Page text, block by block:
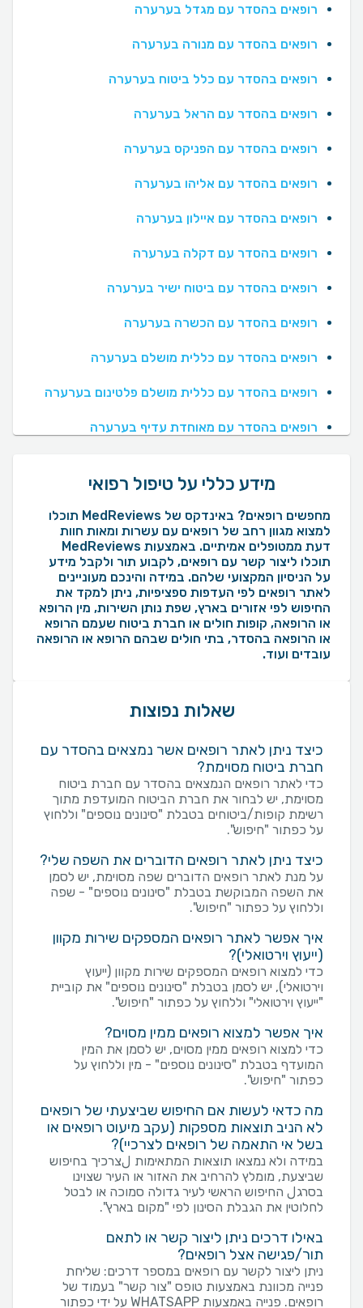
רופאים בהסדר עם מגדל בערערה
רופאים בהסדר עם מנורה בערערה
רופאים בהסדר עם כלל ביטוח בערערה
רופאים בהסדר עם הראל בערערה
רופאים בהסדר עם הפניקס בערערה
רופאים בהסדר עם אליהו בערערה
רופאים בהסדר עם איילון בערערה
רופאים בהסדר עם דקלה בערערה
רופאים בהסדר עם ביטוח ישיר בערערה
רופאים בהסדר עם הכשרה בערערה
רופאים בהסדר עם כללית מושלם בערערה
רופאים בהסדר עם כללית מושלם פלטינום בערערה
רופאים בהסדר עם מאוחדת עדיף בערערה
מידע כללי על טיפול רפואי
מחפשים רופאים? באינדקס של MedReviews תוכלו
למצוא מגוון רחב של רופאים עם עשרות ומאות חוות
דעת ממטופלים אמיתיים. באמצעות MedReviews
תוכלו ליצור קשר עם רופאים, לקבוע תור ולקבל מידע
על הניסיון המקצועי שלהם. במידה והינכם מעוניינים
לאתר רופאים לפי העדפות ספציפיות, ניתן למקד את
החיפוש לפי אזורים בארץ, שפת נותן השירות, מין הרופא
או הרופאה, קופות חולים או חברת ביטוח שעמם הרופא
או הרופאה בהסדר, בתי חולים שבהם הרופא או הרופאה
עובדים ועוד.
שאלות נפוצות
כיצד ניתן לאתר רופאים אשר נמצאים בהסדר עם
חברת ביטוח מסוימת?
כדי לאתר רופאים הנמצאים בהסדר עם חברת ביטוח
מסוימת, יש לבחור את חברת הביטוח המועדפת מתוך
רשימת קופות/ביטוחים בטבלת "סינונים נוספים" וללחוץ
על כפתור "חיפוש".
כיצד ניתן לאתר רופאים הדוברים את השפה שלי?
על מנת לאתר רופאים הדוברים שפה מסוימת, יש לסמן
את השפה המבוקשת בטבלת "סינונים נוספים" - שפה
וללחוץ על כפתור "חיפוש".
איך אפשר לאתר רופאים המספקים שירות מקוון
(ייעוץ וירטואלי)?
כדי למצוא רופאים המספקים שירות מקוון (ייעוץ
וירטואלי), יש לסמן בטבלת "סינונים נוספים" את קוביית
"ייעוץ וירטואלי" וללחוץ על כפתור "חיפוש".
איך אפשר למצוא רופאים ממין מסוים?
כדי למצוא רופאים ממין מסוים, יש לסמן את המין
המועדף בטבלת "סינונים נוספים" - מין וללחוץ על
כפתור "חיפוש".
מה כדאי לעשות אם החיפוש שביצעתי של רופאים
לא הניב תוצאות מספקות (עקב מיעוט רופאים או
בשל אי התאמה של רופאים לצרכיי)?
במידה ולא נמצאו תוצאות המתאימות لצרכיך בחיפוש
שביצעת, מומלץ להרחיב את האזור או העיר שצוינו
בסרגل החיפוש הראשי לעיר גדולה סמוכה או לבטל
לחלוטין את הגבלת הסינון לפי "מקום בארץ".
באילו דרכים ניתן ליצור קשר או לתאם
תור/פגישה אצל רופאים?
ניתן ליצור לקשר עם רופאים במספר דרכים: שליחת
פנייה מכוונת באמצעות טופס "צור קשר" בעמוד של
רופאים. פנייה באמצעות WHATSAPP על ידי כפתור